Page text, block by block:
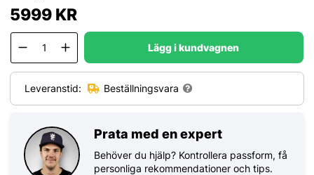
5999KR
Lägg i kundvagnen
Leveranstid: Beställningsvara
Prata med en expert
Behöver du hjälp? Kontrollera passform, få
personliga rekommendationer och tips.